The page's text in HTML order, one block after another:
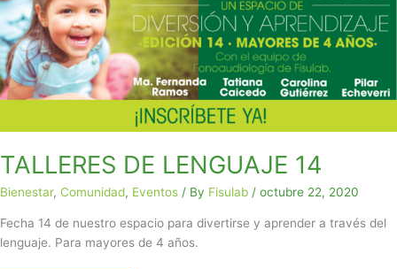
TALLERES DE LENGUAJE 14
Bienestar, Comunidad, Eventos / By Fisulab / octubre 22, 2020
Fecha 14 de nuestro espacio para divertirse y aprender a través del
lenguaje. Para mayores de 4 años.